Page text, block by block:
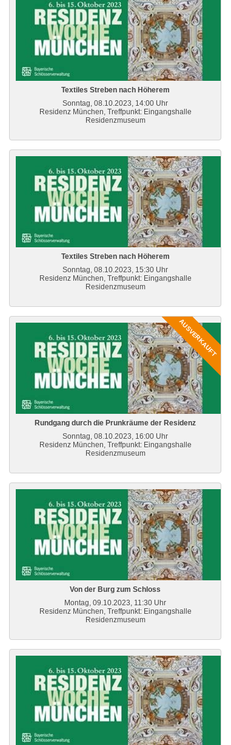
Textiles Streben nach Höherem
Sonntag, 08.10.2023, 14:00 Uhr
Residenz München, Treffpunkt: Eingangshalle
Residenzmuseum
Textiles Streben nach Höherem
Sonntag, 08.10.2023, 15:30 Uhr
Residenz München, Treffpunkt: Eingangshalle
Residenzmuseum
AUSVERKAUFT
Rundgang durch die Prunkräume der Residenz
Sonntag, 08.10.2023, 16:00 Uhr
Residenz München, Treffpunkt: Eingangshalle
Residenzmuseum
Von der Burg zum Schloss
Montag, 09.10.2023, 11:30 Uhr
Residenz München, Treffpunkt: Eingangshalle
Residenzmuseum